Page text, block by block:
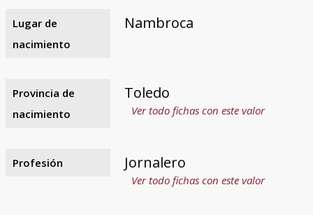
Lugar de
nacimiento
Nambroca
Provincia de
nacimiento
Toledo
Ver todo fichas con este valor
Profesión Jornalero
Ver todo fichas con este valor